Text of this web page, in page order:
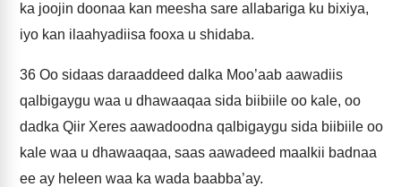
ka joojin doonaa kan meesha sare allabariga ku bixiya,
iyo kan ilaahyadiisa fooxa u shidaba.
36 Oo sidaas daraaddeed dalka Moo’aab aawadiis
qalbigaygu waa u dhawaaqaa sida biibiile oo kale, oo
dadka Qiir Xeres aawadoodna qalbigaygu sida biibiile oo
kale waa u dhawaaqaa, saas aawadeed maalkii badnaa
ee ay heleen waa ka wada baabba’ay.